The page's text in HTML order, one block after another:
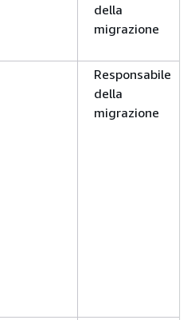
della
migrazione
Responsabile
della
migrazione